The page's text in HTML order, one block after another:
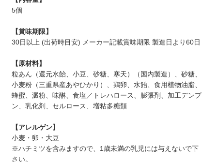
5個
【賞味期限】
30日以上 (出荷時目安) メーカー記載賞味期限 製造日より60日
【原材料】
粒あん（還元水飴、小豆、砂糖、寒天）（国内製造）、砂糖、
小麦粉（三重県産あやひかり）、鶏卵、水飴、食用植物油脂、
蜂蜜、澱粉、味醂、食塩／トレハロース、膨張剤、加工デンプ
ン、乳化剤、セルロース、増粘多糖類
【アレルゲン】
小麦・卵・大豆
※ハチミツを含みますので、1歳未満の乳児には与えないで下
さい。